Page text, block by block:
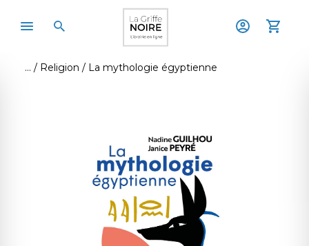
Religion La mythologie égyptienne